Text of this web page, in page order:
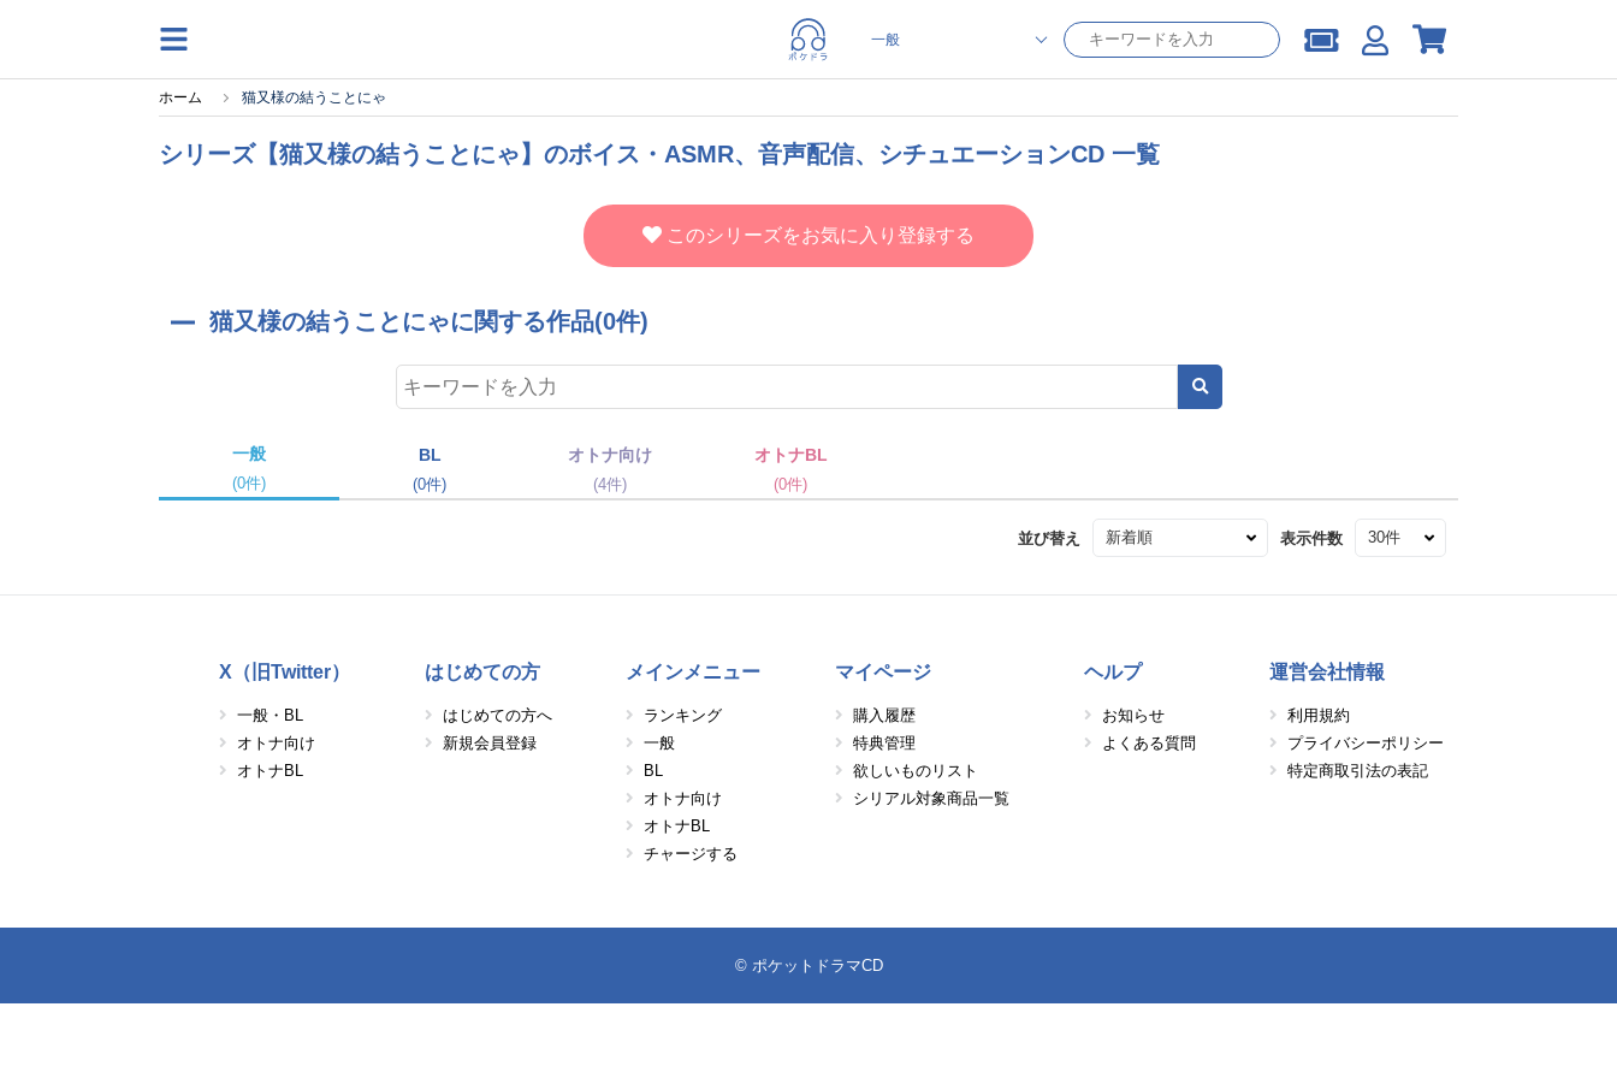
ホーム 猫又様の結うことにゃ
シリーズ【猫又様の結うことにゃ】のボイス・ASMR、音声配信、シチュエーションCD 一覧
このシリーズをお気に入り登録する
猫又様の結うことにゃに関する作品(0件)
一般
(0件)
BL
(0件)
オトナ向け
(4件)
オトナBL
(0件)
並び替え 表示件数
X（旧Twitter）
一般・BL
オトナ向け
オトナBL
はじめての方
はじめての方へ
新規会員登録
メインメニュー
ランキング
一般
BL
オトナ向け
オトナBL
チャージする
マイページ
購入履歴
特典管理
欲しいものリスト
シリアル対象商品一覧
ヘルプ
お知らせ
よくある質問
運営会社情報
利用規約
プライバシーポリシー
特定商取引法の表記
© ポケットドラマCD